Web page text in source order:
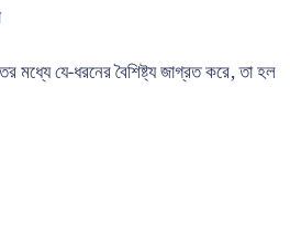
মধ্যে যে-ধরনের বৈশিষ্ট্য জাগ্রত করে, তা হল